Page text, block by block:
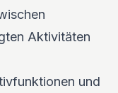
Aktivitäten
und